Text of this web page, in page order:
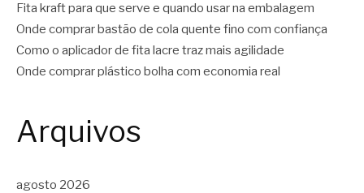
Fita kraft para que serve e quando usar na embalagem
Onde comprar bastão de cola quente fino com confiança
Como o aplicador de fita lacre traz mais agilidade
Onde comprar plástico bolha com economia real
Arquivos
agosto 2026